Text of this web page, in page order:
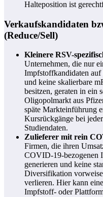
Halteposition ist
Verkaufskandidaten
(Reduce/Sell)
Kleinere RSV-
Unternehmen, die nur
Impfstoffkandidaten auf
und keine skalierbare
besitzen, geraten in ein
Oligopolmarkt aus
späte Markteinführung
Kursrückgänge bei
Studiendaten.
Zulieferer mit rein
Firmen, die ihren
COVID‑19-bezogenen
generieren und keine
Diversifikation
verlieren. Hier kann
Impfstoff- oder